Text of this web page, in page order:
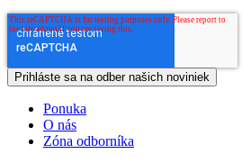
Ponuka
O nás
Zóna odborníka